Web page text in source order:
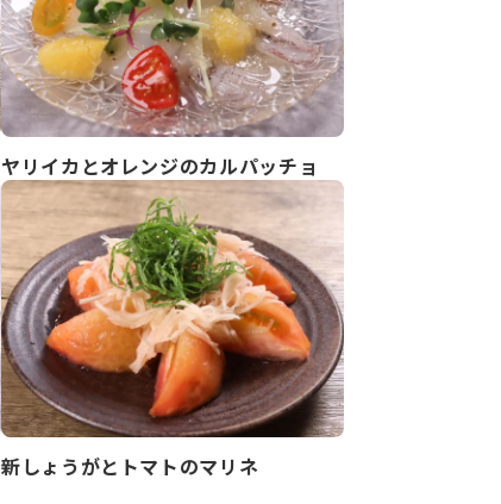
ヤリイカとオレンジのカルパッチョ
新しょうがとトマトのマリネ